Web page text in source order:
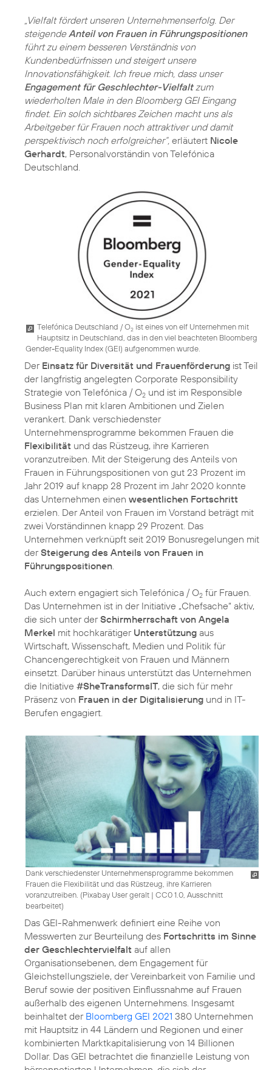
„Vielfalt fördert unseren Unternehmenserfolg. Der
steigendeAnteil von Frauen in Führungspositionen
führt zu einem besseren Verständnis von
Kundenbedürfnissen und steigert unsere
Innovationsfähigkeit. Ich freue mich, dass unser
Engagement für Geschlechter-Vielfaltzum
wiederholten Male in den Bloomberg GEI Eingang
findet. Ein solch sichtbares Zeichen macht uns als
Arbeitgeber für Frauen noch attraktiver und damit
perspektivisch noch erfolgreicher“, erläutert Nicole
Gerhardt, Personalvorständin von Telefónica
Deutschland.
Telefónica Deutschland / O2 ist eines von elf Unternehmen mit
Hauptsitz in Deutschland, das in den viel beachteten Bloomberg
Gender-Equality Index (GEI) aufgenommen wurde.
Der Einsatz für Diversität und Frauenförderung ist Teil
der langfristig angelegten Corporate Responsibility
Strategie von Telefónica / O2 und ist im Responsible
Business Plan mit klaren Ambitionen und Zielen
verankert. Dank verschiedenster
Unternehmensprogramme bekommen Frauen die
Flexibilität und das Rüstzeug, ihre Karrieren
voranzutreiben. Mit der Steigerung des Anteils von
Frauen in Führungspositionen von gut 23 Prozent im
Jahr 2019 auf knapp 28 Prozent im Jahr 2020 konnte
das Unternehmen einen wesentlichen Fortschritt
erzielen. Der Anteil von Frauen im Vorstand beträgt mit
zwei Vorständinnen knapp 29 Prozent. Das
Unternehmen verknüpft seit 2019 Bonusregelungen mit
derSteigerung des Anteils von Frauen in
Führungspositionen.
Auch extern engagiert sich Telefónica / O2 für Frauen.
Das Unternehmen ist in der Initiative „Chefsache“ aktiv,
die sich unter derSchirmherrschaft von Angela
Merkel mit hochkarätiger Unterstützung aus
Wirtschaft, Wissenschaft, Medien und Politik für
Chancengerechtigkeit von Frauen und Männern
einsetzt. Darüber hinaus unterstützt das Unternehmen
die Initiative #SheTransformsIT, die sich für mehr
Präsenz von Frauen in der Digitalisierung und in IT-
Berufen engagiert.
Dank verschiedenster Unternehmensprogramme bekommen
Frauen die Flexibilität und das Rüstzeug, ihre Karrieren
voranzutreiben. (Pixabay User geralt | CC0 1.0, Ausschnitt
bearbeitet)
Das GEI-Rahmenwerk definiert eine Reihe von
Messwerten zur Beurteilung des Fortschritts im Sinne
der Geschlechtervielfalt auf allen
Organisationsebenen, dem Engagement für
Gleichstellungsziele, der Vereinbarkeit von Familie und
Beruf sowie der positiven Einflussnahme auf Frauen
außerhalb des eigenen Unternehmens. Insgesamt
beinhaltet der Bloomberg GEI 2021 380 Unternehmen
mit Hauptsitz in 44 Ländern und Regionen und einer
kombinierten Marktkapitalisierung von 14 Billionen
Dollar. Das GEI betrachtet die finanzielle Leistung von